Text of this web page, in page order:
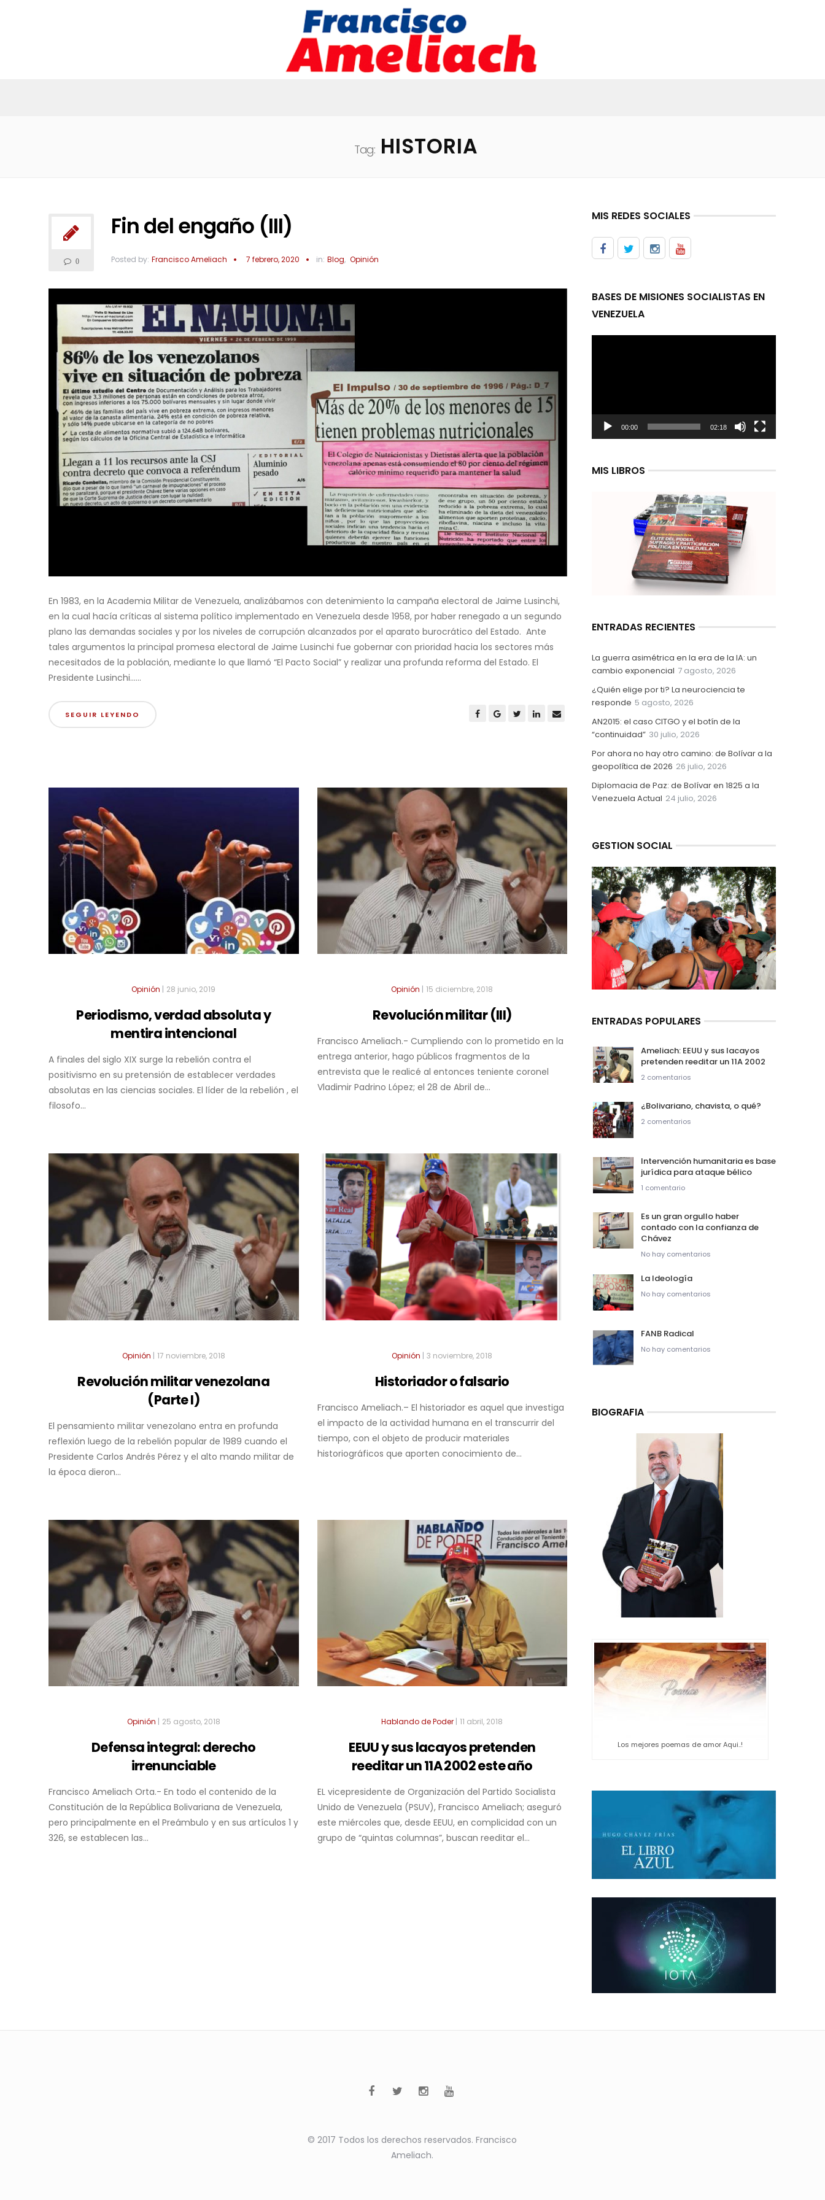
Tag:HISTORIA
0
Fin del engaño (III)
Posted by: Francisco Ameliach 7 febrero, 2020 in: Blog, Opinión
En 1983, en la Academia Militar de Venezuela, analizábamos con detenimiento la campaña electoral de Jaime Lusinchi,
en la cual hacía críticas al sistema político implementado en Venezuela desde 1958, por haber renegado a un segundo
plano las demandas sociales y por los niveles de corrupción alcanzados por el aparato burocrático del Estado. Ante
tales argumentos la principal promesa electoral de Jaime Lusinchi fue gobernar con prioridad hacia los sectores más
necesitados de la población, mediante lo que llamó “El Pacto Social” y realizar una profunda reforma del Estado. El
Presidente Lusinchi......
SEGUIR LEYENDO
Opinión | 28 junio, 2019
Periodismo, verdad absoluta y
mentira intencional
A finales del siglo XIX surge la rebelión contra el
positivismo en su pretensión de establecer verdades
absolutas en las ciencias sociales. El líder de la rebelión , el
filosofo...
Opinión | 15 diciembre, 2018
Revolución militar (III)
Francisco Ameliach.- Cumpliendo con lo prometido en la
entrega anterior, hago públicos fragmentos de la
entrevista que le realicé al entonces teniente coronel
Vladimir Padrino López; el 28 de Abril de...
Opinión | 17 noviembre, 2018
Revolución militar venezolana
(Parte I)
El pensamiento militar venezolano entra en profunda
reflexión luego de la rebelión popular de 1989 cuando el
Presidente Carlos Andrés Pérez y el alto mando militar de
la época dieron...
Opinión | 3 noviembre, 2018
Historiador o falsario
Francisco Ameliach.– El historiador es aquel que investiga
el impacto de la actividad humana en el transcurrir del
tiempo, con el objeto de producir materiales
historiográficos que aporten conocimiento de...
Opinión 25 agosto, 2018
Defensa integral: derecho
irrenunciable
Francisco Ameliach Orta.- En todo el contenido de la
Constitución de la República Bolivariana de Venezuela,
pero principalmente en el Preámbulo y en sus artículos 1 y
326, se establecen las...
Hablando de Poder 11 abril, 2018
EEUU y sus lacayos pretenden
reeditar un 11A 2002 este año
EL vicepresidente de Organización del Partido Socialista
Unido de Venezuela (PSUV), Francisco Ameliach; aseguró
este miércoles que, desde EEUU, en complicidad con un
grupo de “quintas columnas”, buscan reeditar el...
MIS REDES SOCIALES
BASES DE MISIONES SOCIALISTAS EN
VENEZUELA
00:00 02:18
MIS LIBROS
ENTRADAS RECIENTES
La guerra asimétrica en la era de la IA: un
cambio exponencial 7 agosto, 2026
¿Quién elige por ti? La neurociencia te
responde 5 agosto, 2026
AN2015: el caso CITGO y el botín de la
“continuidad” 30 julio, 2026
Por ahora no hay otro camino: de Bolívar a la
geopolítica de 2026 26 julio, 2026
Diplomacia de Paz: de Bolívar en 1825 a la
Venezuela Actual 24 julio, 2026
GESTION SOCIAL
ENTRADAS POPULARES
Ameliach: EEUU y sus lacayos
pretenden reeditar un 11A 2002
2 comentarios
¿Bolivariano, chavista, o qué?
2 comentarios
Intervención humanitaria es base
jurídica para ataque bélico
1 comentario
Es un gran orgullo haber
contado con la confianza de
Chávez
No hay comentarios
La Ideología
No hay comentarios
FANB Radical
No hay comentarios
BIOGRAFIA
Los mejores poemas de amor Aqui..!
© 2017 Todos los derechos reservados. Francisco
Ameliach.